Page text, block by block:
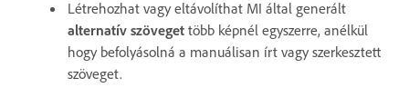
Létrehozhat vagy eltávolíthat MI által generált
alternatív szöveget több képnél egyszerre, anélkül
hogy befolyásolná a manuálisan írt vagy szerkesztett
szöveget.